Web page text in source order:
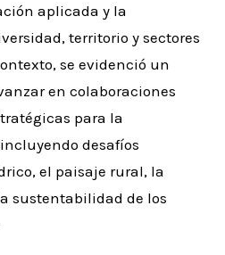
aplicada y la
territorio y sectores
se evidenció un
en colaboraciones
para la
desafíos
el paisaje rural, la
sustentabilidad de los